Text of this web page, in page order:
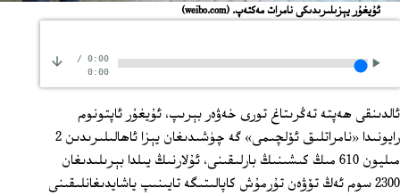
ئۇيغۇر يېزىلىرىدىكى نامرات مەكتەپ.(weibo.com)
0:00
/
0:00
ئالدىنقى ھەپتە تەڭرىتاغ تورى خەۋەر بېرىپ، ئۇيغۇر ئاپتونوم
رايونىدا «نامراتلىق ئۆلچىمى» گە چۈشىدىغان يېزا ئاھالىلىرىدىن 2
مىليون 610 مىڭ كىشىنىڭ بارلىقىنى، ئۇلارنىڭ يىلدا بېرىلىدىغان
2300 سوم ئەڭ تۆۋەن تۇرمۇش كاپالىتىگە تايىنىپ ياشايدىغانلىقىنى